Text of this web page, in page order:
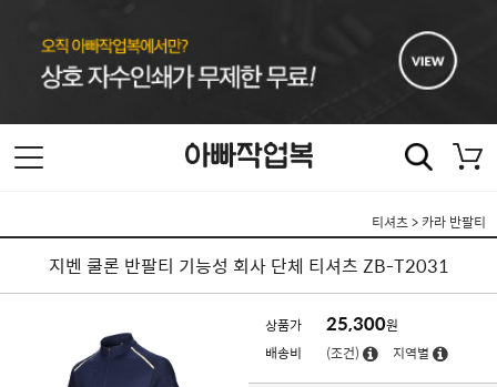
티셔츠> 카라 반팔티
지벤 쿨론 반팔티 기능성 회사 단체 티셔츠 ZB-T2031
상품가 25,300원
배송비
(조건) 지역별